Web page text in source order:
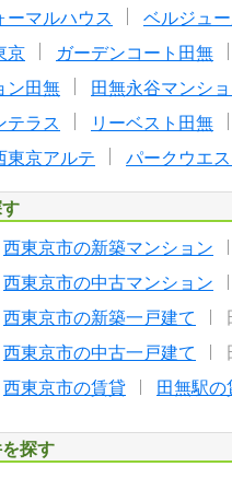
ーマルハウス ベルジュ
京
ガーデンコート田無
ン田無
田無永谷マンシ
テラス
リーベスト田無
東京アルテ
パークウエ
西東京市の新築マンション
西東京市の中古マンション
西東京市の新築一戸建て
西東京市の中古一戸建て
西東京市の賃貸 田無駅の
探す